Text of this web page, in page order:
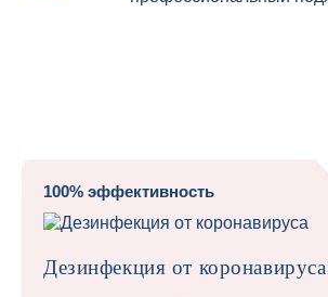
100% эффективность
Дезинфекция от коронавируса